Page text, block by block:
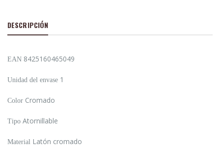
DESCRIPCIÓN
EAN 8425160465049
Unidad del envase 1
Color Cromado
Tipo Atornillable
Material Latón cromado